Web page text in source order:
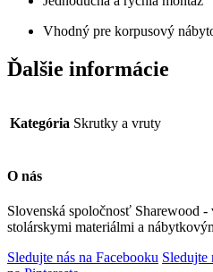
Vhodný pre korpusový
Ďalšie informácie
Kategória Skrutky a vruty
O nás
Slovenská spoločnosť Sharewood
stolárskymi materiálmi a
Sledujte nás na Facebooku Sledujte